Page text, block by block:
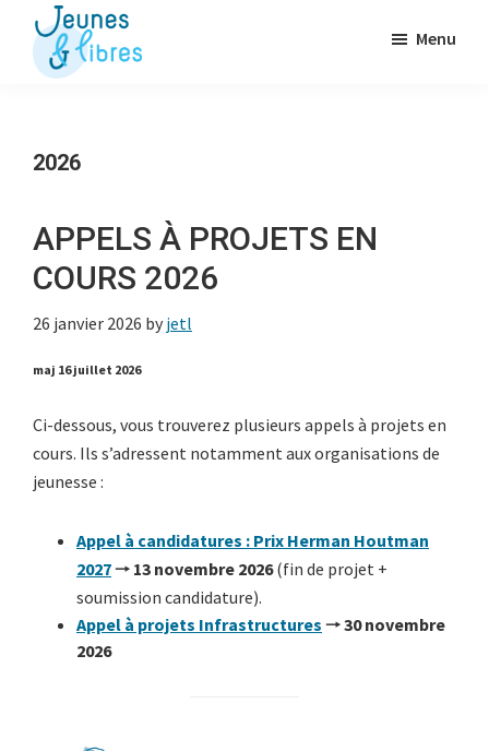
Passer
contenu
des
libérales
Menu
2026
APPELS À PROJETS EN
COURS 2026
26 janvier 2026 by jetl
maj 16 juillet 2026
Ci-dessous, vous trouverez plusieurs appels à projets en
cours. Ils s’adressent notamment aux organisations de
jeunesse :
Appel à candidatures : Prix Herman Houtman
2027🠒 13 novembre 2026(fin de projet +
soumission candidature).
Appel à projets Infrastructures 🠒 30 novembre
2026